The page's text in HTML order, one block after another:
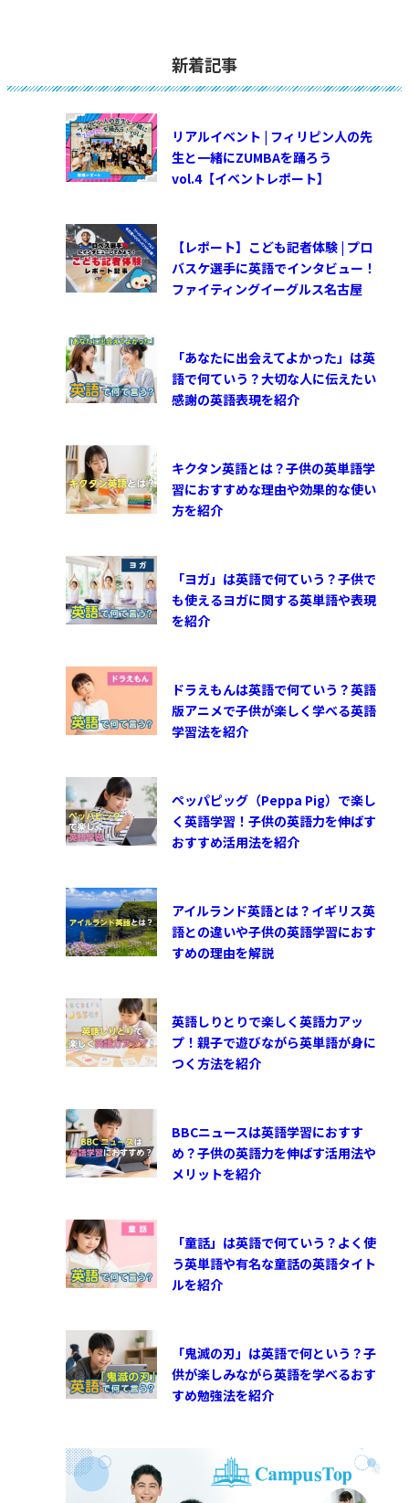
新着記事
リアルイベント | フィリピン人の先
生と一緒にZUMBAを踊ろう
vol.4【イベントレポート】
【レポート】こども記者体験 | プロ
バスケ選手に英語でインタビュー！
ファイティングイーグルス名古屋
「あなたに出会えてよかった」は英
語で何ていう？大切な人に伝えたい
感謝の英語表現を紹介
キクタン英語とは？子供の英単語学
習におすすめな理由や効果的な使い
方を紹介
「ヨガ」は英語で何ていう？子供で
も使えるヨガに関する英単語や表現
を紹介
ドラえもんは英語で何ていう？英語
版アニメで子供が楽しく学べる英語
学習法を紹介
ペッパピッグ（Peppa Pig）で楽し
く英語学習！子供の英語力を伸ばす
おすすめ活用法を紹介
アイルランド英語とは？イギリス英
語との違いや子供の英語学習におす
すめの理由を解説
英語しりとりで楽しく英語力アッ
プ！親子で遊びながら英単語が身に
つく方法を紹介
BBCニュースは英語学習におすす
め？子供の英語力を伸ばす活用法や
メリットを紹介
「童話」は英語で何ていう？よく使
う英単語や有名な童話の英語タイト
ルを紹介
「鬼滅の刃」は英語で何という？子
供が楽しみながら英語を学べるおす
すめ勉強法を紹介